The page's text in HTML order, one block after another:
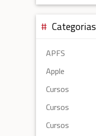
Categorias
APFS
Apple
Cursos
Cursos
Cursos